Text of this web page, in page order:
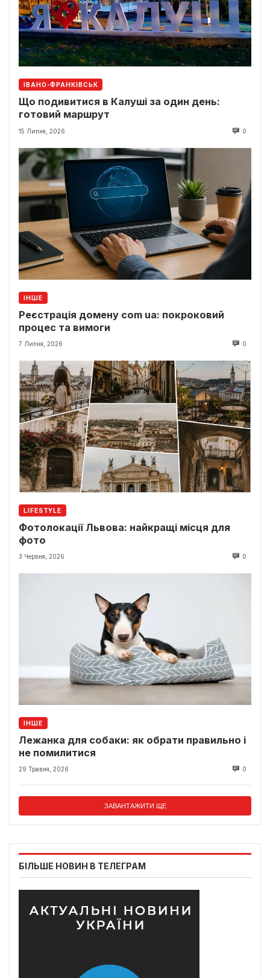
ІВАНО-ФРАНКІВСЬК
Що подивитися в Калуші за один день:
готовий маршрут
15 Липня, 2026 0
ІНШЕ
Реєстрація домену com ua: покроковий
процес та вимоги
7 Липня, 2026 0
LIFESTYLE
Фотолокації Львова: найкращі місця для
фото
3 Червня, 2026 0
ІНШЕ
Лежанка для собаки: як обрати правильно і
не помилитися
29 Травня, 2026 0
ЗАВАНТАЖИТИ ЩЕ
БІЛЬШЕ НОВИН В ТЕЛЕГРАМ